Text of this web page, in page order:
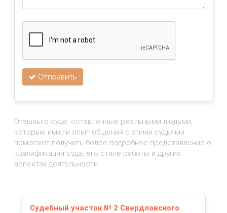
Отправить
Отзывы о суде, оставленные реальными людьми,
которые имели опыт общения с этими судьями
помогают получить более подробное представление о
квалификации суда, его стиле работы и других
аспектах деятельности.
Судебный участок № 2 Свердловского